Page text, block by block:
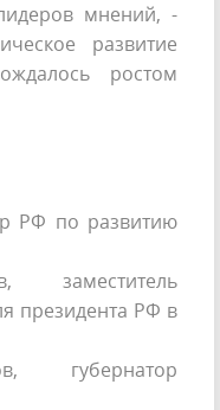
мнений, -
развитие
ростом
РФ по развитию
президента РФ в
губернатор